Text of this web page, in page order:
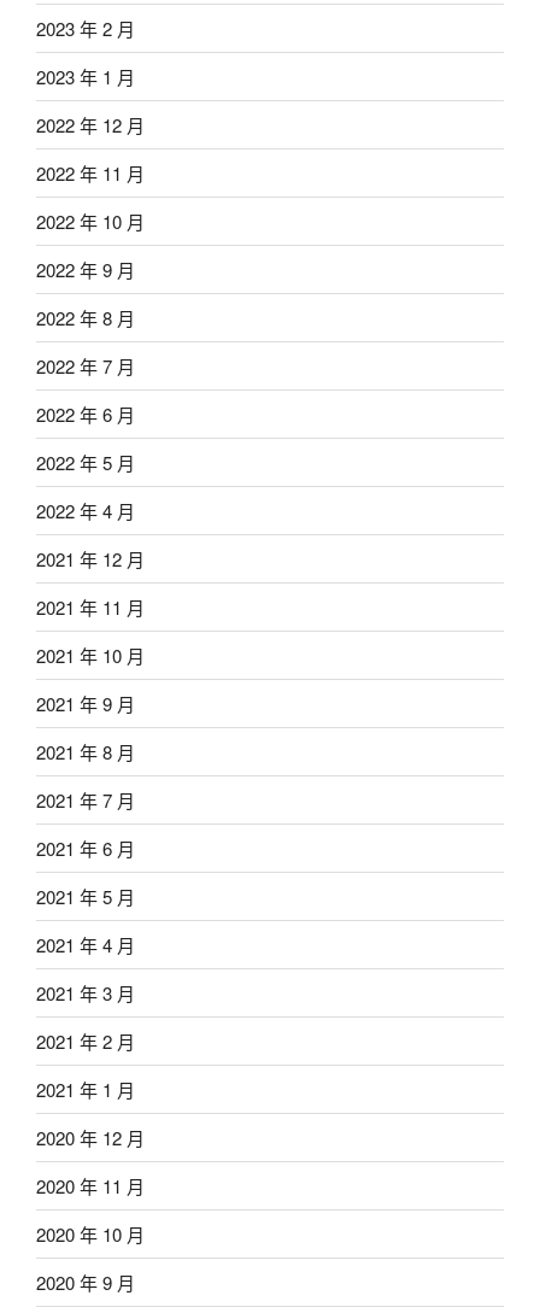
2023 年 2 月
2023 年 1 月
2022 年 12 月
2022 年 11 月
2022 年 10 月
2022 年 9 月
2022 年 8 月
2022 年 7 月
2022 年 6 月
2022 年 5 月
2022 年 4 月
2021 年 12 月
2021 年 11 月
2021 年 10 月
2021 年 9 月
2021 年 8 月
2021 年 7 月
2021 年 6 月
2021 年 5 月
2021 年 4 月
2021 年 3 月
2021 年 2 月
2021 年 1 月
2020 年 12 月
2020 年 11 月
2020 年 10 月
2020 年 9 月